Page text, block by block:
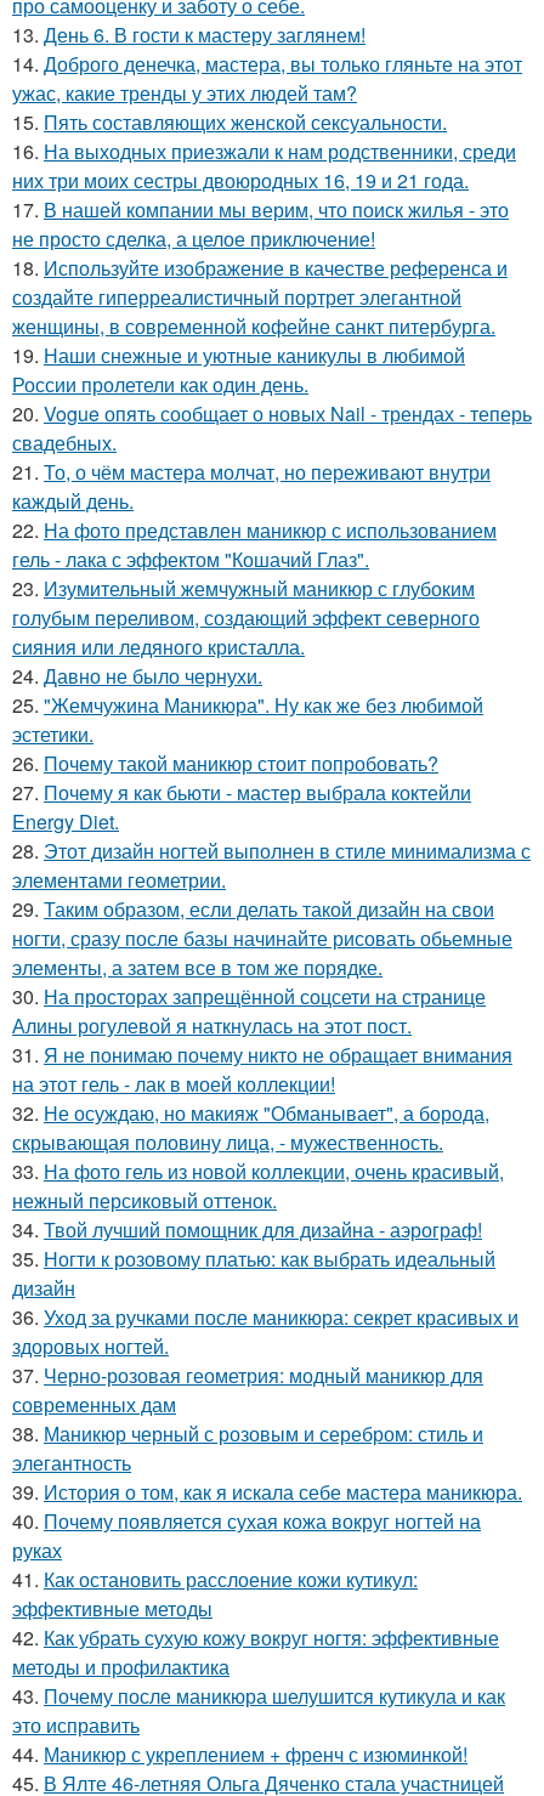
про самооценку и заботу о себе.
13. День 6. В гости к мастеру заглянем!
14. Доброго денечка, мастера, вы только гляньте на этот
ужас, какие тренды у этих людей там?
15. Пять составляющих женской сексуальности.
16. На выходных приезжали к нам родственники, среди
них три моих сестры двоюродных 16, 19 и 21 года.
17. В нашей компании мы верим, что поиск жилья - это
не просто сделка, а целое приключение!
18. Используйте изображение в качестве референса и
создайте гиперреалистичный портрет элегантной
женщины, в современной кофейне санкт питербурга.
19. Наши снежные и уютные каникулы в любимой
России пролетели как один день.
20. Vogue опять сообщает о новых Nail - трендах - теперь
свадебных.
21. То, о чём мастера молчат, но переживают внутри
каждый день.
22. На фото представлен маникюр с использованием
гель - лака с эффектом "Кошачий Глаз".
23. Изумительный жемчужный маникюр с глубоким
голубым переливом, создающий эффект северного
сияния или ледяного кристалла.
24. Давно не было чернухи.
25. "Жемчужина Маникюра". Ну как же без любимой
эстетики.
26. Почему такой маникюр стоит попробовать?
27. Почему я как бьюти - мастер выбрала коктейли
Energy Diet.
28. Этот дизайн ногтей выполнен в стиле минимализма с
элементами геометрии.
29. Таким образом, если делать такой дизайн на свои
ногти, сразу после базы начинайте рисовать обьемные
элементы, а затем все в том же порядке.
30. На просторах запрещённой соцсети на странице
Алины рогулевой я наткнулась на этот пост.
31. Я не понимаю почему никто не обращает внимания
на этот гель - лак в моей коллекции!
32. Не осуждаю, но макияж "Обманывает", а борода,
скрывающая половину лица, - мужественность.
33. На фото гель из новой коллекции, очень красивый,
нежный персиковый оттенок.
34. Твой лучший помощник для дизайна - аэрограф!
35. Ногти к розовому платью: как выбрать идеальный
дизайн
36. Уход за ручками после маникюра: секрет красивых и
здоровых ногтей.
37. Черно-розовая геометрия: модный маникюр для
современных дам
38. Маникюр черный с розовым и серебром: стиль и
элегантность
39. История о том, как я искала себе мастера маникюра.
40. Почему появляется сухая кожа вокруг ногтей на
руках
41. Как остановить расслоение кожи кутикул:
эффективные методы
42. Как убрать сухую кожу вокруг ногтя: эффективные
методы и профилактика
43. Почему после маникюра шелушится кутикула и как
это исправить
44. Маникюр с укреплением + френч с изюминкой!
45. В Ялте 46-летняя Ольга Дяченко стала участницей